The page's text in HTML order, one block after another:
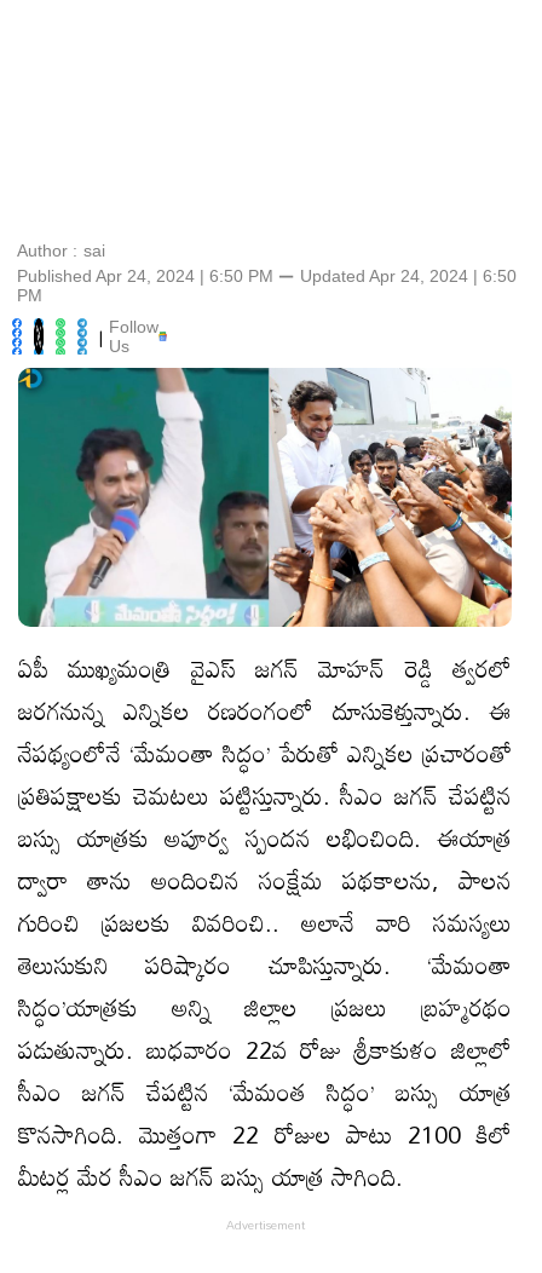
Author : sai
Published Apr 24, 2024 | 6:50 PM ⚊ Updated Apr 24, 2024 | 6:50
PM
| Follow
Us
ఏపీ ముఖ్యమంత్రి వైఎస్ జగన్ మోహన్ రెడ్డి త్వరలో
జరగనున్న ఎన్నికల రణరంగంలో దూసుకెళ్తున్నారు. ఈ
నేపథ్యంలోనే ‘మేమంతా సిద్ధం’ పేరుతో ఎన్నికల ప్రచారంతో
ప్రతిపక్షాలకు చెమటలు పట్టిస్తున్నారు. సీఎం జగన్ చేపట్టిన
బస్సు యాత్రకు అపూర్వ స్పందన లభించింది. ఈయాత్ర
ద్వారా తాను అందించిన సంక్షేమ పథకాలను, పాలన
గురించి ప్రజలకు వివరించి.. అలానే వారి సమస్యలు
తెలుసుకుని పరిష్కారం చూపిస్తున్నారు. ‘మేమంతా
సిద్ధం’యాత్రకు అన్ని జిల్లాల ప్రజలు బ్రహ్మరథం
పడుతున్నారు. బుధవారం 22వ రోజు శ్రీకాకుళం జిల్లాలో
సీఎం జగన్ చేపట్టిన ‘మేమంత సిద్ధం’ బస్సు యాత్ర
కొనసాగింది. మొత్తంగా 22 రోజుల పాటు 2100 కిలో
మీటర్ల మేర సీఎం జగన్ బస్సు యాత్ర సాగింది.